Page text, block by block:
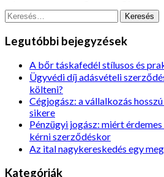
Keresés:
Legutóbbi bejegyzések
A bőr táskafedél stílusos és
Ügyvédi díj adásvételi
költeni?
Cégjogász: a vállalkozás
sikere
Pénzügyi jogász: miért
kérni szerződéskor
Az ital nagykereskedés egy
Kategóriák